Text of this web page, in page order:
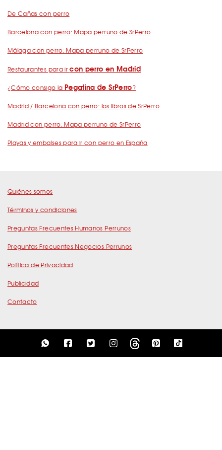
De Cañas con perro
Barcelona con perro: Mapa perruno de SrPerro
Málaga con perro: Mapa perruno de SrPerro
Restaurantes para ircon perro en Madrid
¿Cómo consigo la Pegatina de SrPerro?
Madrid / Barcelona con perro: los libros de SrPerro
Madrid con perro: Mapa perruno de SrPerro
Playas y embalses para ir con perro en España
Quiénes somos
Términos y condiciones
Preguntas Frecuentes Humanos Perrunos
Preguntas Frecuentes Negocios Perrunos
Política de Privacidad
Publicidad
Contacto